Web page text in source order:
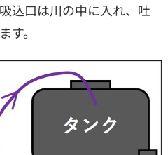
込口は川の中に入れ、吐
す。